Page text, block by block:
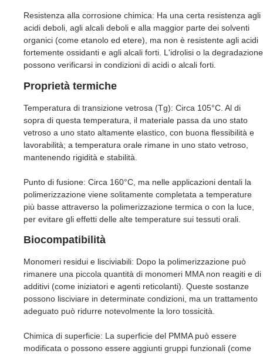
Resistenza alla corrosione chimica: Ha una certa resistenza agli
acidi deboli, agli alcali deboli e alla maggior parte dei solventi
organici (come etanolo ed etere), ma non è resistente agli acidi
fortemente ossidanti e agli alcali forti. L'idrolisi o la degradazione
possono verificarsi in condizioni di acidi o alcali forti.
Proprietà termiche
Temperatura di transizione vetrosa (Tg): Circa 105°C. Al di
sopra di questa temperatura, il materiale passa da uno stato
vetroso a uno stato altamente elastico, con buona flessibilità e
lavorabilità; a temperatura orale rimane in uno stato vetroso,
mantenendo rigidità e stabilità.
Punto di fusione: Circa 160°C, ma nelle applicazioni dentali la
polimerizzazione viene solitamente completata a temperature
più basse attraverso la polimerizzazione termica o con la luce,
per evitare gli effetti delle alte temperature sui tessuti orali.
Biocompatibilità
Monomeri residui e lisciviabili: Dopo la polimerizzazione può
rimanere una piccola quantità di monomeri MMA non reagiti e di
additivi (come iniziatori e agenti reticolanti). Queste sostanze
possono lisciviare in determinate condizioni, ma un trattamento
adeguato può ridurre notevolmente la loro tossicità.
Chimica di superficie: La superficie del PMMA può essere
modificata o possono essere aggiunti gruppi funzionali (come